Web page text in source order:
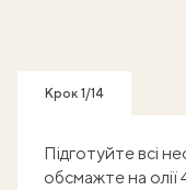
Крок 1/14
Підготуйте всі
обсмажте на